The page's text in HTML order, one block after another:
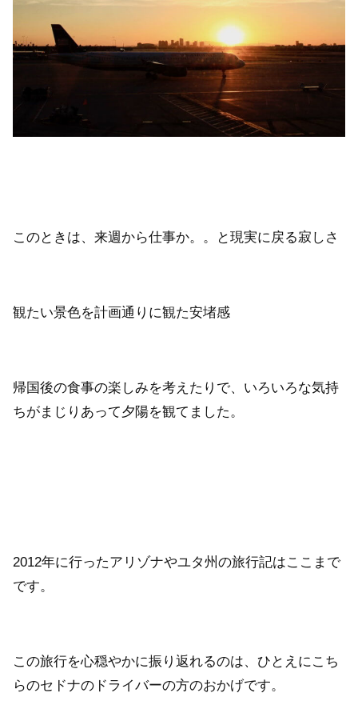
このときは、来週から仕事か。。と現実に戻る寂しさ
観たい景色を計画通りに観た安堵感
帰国後の食事の楽しみを考えたりで、いろいろな気持
ちがまじりあって夕陽を観てました。
2012年に行ったアリゾナやユタ州の旅行記はここまで
です。
この旅行を心穏やかに振り返れるのは、ひとえにこち
らのセドナのドライバーの方のおかげです。